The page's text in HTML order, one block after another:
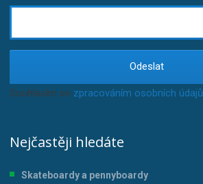
Odeslat
Souhlasím se zpracováním osobních údajů
Nejčastěji hledáte
Skateboardy a pennyboardy